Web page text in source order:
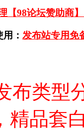
【98论坛赞助商
： 发布站专用免
布类型
精品套